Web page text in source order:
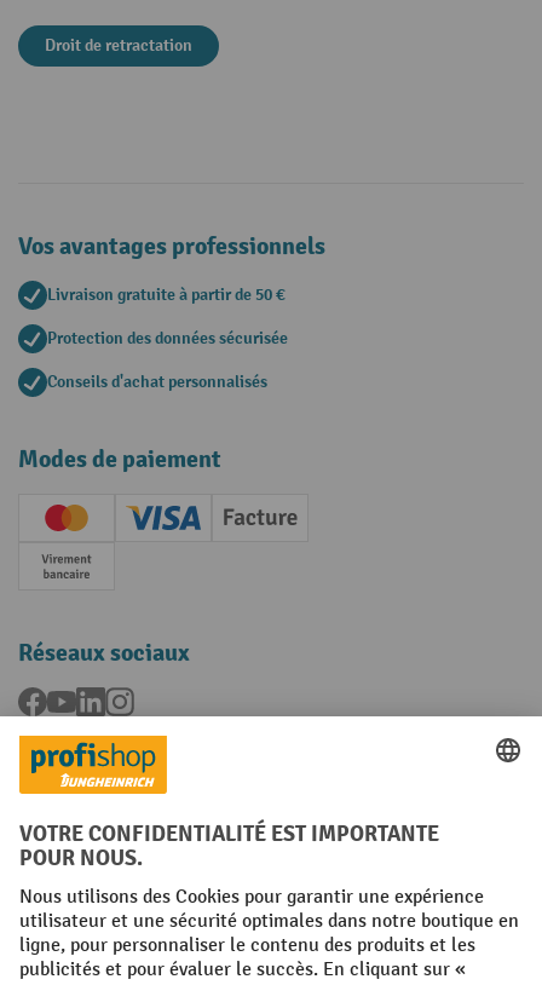
Droit de retractation
Vos avantages professionnels
Livraison gratuite à partir de 50 €
Protection des données sécurisée
Conseils d'achat personnalisés
Modes de paiement
Creditcard (Master)Creditcard (Visa)
Facture
Paiement anticipé
Réseaux sociaux
Facebook
YouTubeLinkedInInstagram
Langues
FR NL
Conditions générales Mentions légales